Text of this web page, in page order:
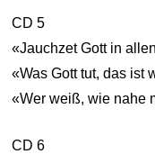
CD 5
«Jauchzet Gott in
«Was Gott tut, das ist
«Wer weiß, wie nahe
CD 6